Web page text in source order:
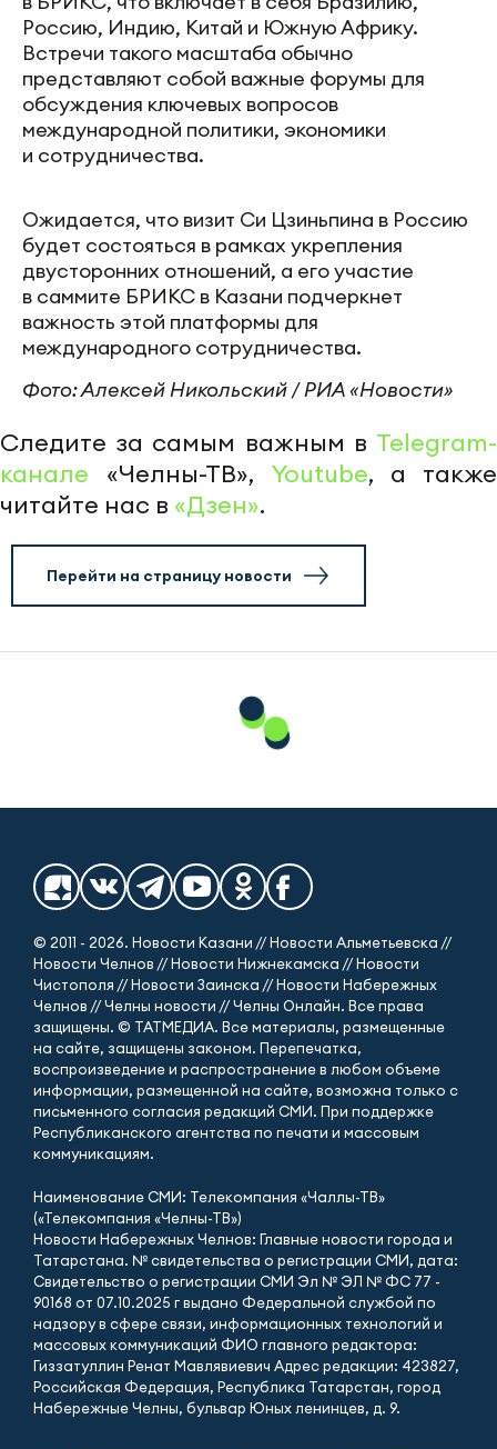
Россию, Индию, Китай и Южную Африку.
Встречи такого масштаба обычно
представляют собой важные форумы для
обсуждения ключевых вопросов
международной политики, экономики
и сотрудничества.
Ожидается, что визит Си Цзиньпина в Россию
будет состояться в рамках укрепления
двусторонних отношений, а его участие
в саммите БРИКС в Казани подчеркнет
важность этой платформы для
международного сотрудничества.
Фото: Алексей Никольский / РИА «Новости»
Следите за самым важным в Telegram-
канале «Челны-ТВ», Youtube, а также
читайте нас в «Дзен».
Перейти на страницу новости
© 2011 - 2026. Новости Казани // Новости Альметьевска //
Новости Челнов // Новости Нижнекамска // Новости
Чистополя // Новости Заинска // Новости Набережных
Челнов // Челны новости // Челны Онлайн. Все права
защищены. © ТАТМЕДИА. Все материалы, размещенные
на сайте, защищены законом. Перепечатка,
воспроизведение и распространение в любом объеме
информации, размещенной на сайте, возможна только с
письменного согласия редакций СМИ. При поддержке
Республиканского агентства по печати и массовым
коммуникациям.
Наименование СМИ: Телекомпания «Чаллы-ТВ»
(«Телекомпания «Челны-ТВ»)
Новости Набережных Челнов: Главные новости города и
Татарстана. № свидетельства о регистрации СМИ, дата:
Свидетельство о регистрации СМИ Эл № ЭЛ № ФС 77 -
90168 от 07.10.2025 г выдано Федеральной службой по
надзору в сфере связи, информационных технологий и
массовых коммуникаций ФИО главного редактора:
Гиззатуллин Ренат Мавлявиевич Адрес редакции: 423827,
Российская Федерация, Республика Татарстан, город
Набережные Челны, бульвар Юных ленинцев, д. 9.